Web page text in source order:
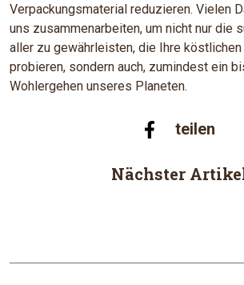
Verpackungsmaterial reduzieren. Vielen
uns zusammenarbeiten, um nicht nur die
aller zu gewährleisten, die Ihre
probieren, sondern auch, zumindest ein
Wohlergehen unseres Planeten.
teilen
Nächster